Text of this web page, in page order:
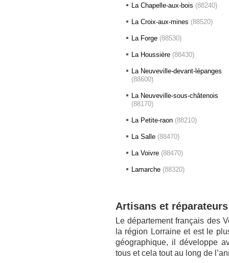
La Chapelle-aux-bois (88240)
La Croix-aux-mines (88520)
La Forge (88530)
La Houssière (88430)
La Neuveville-devant-lépanges
(88600)
La Neuveville-sous-châtenois
(88170)
La Petite-raon (88210)
La Salle (88470)
La Voivre (88470)
Lamarche (88320)
Artisans et
Le département français des
la région Lorraine et est le
géographique, il développe
tous et cela tout au long de